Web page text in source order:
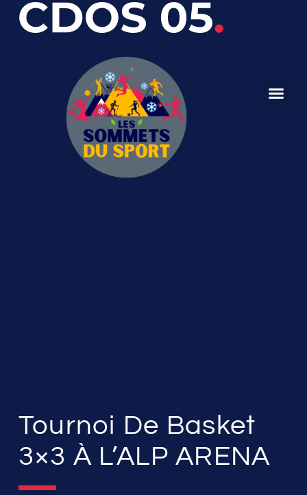
Tournoi De Basket
3×3 À L’ALP ARENA